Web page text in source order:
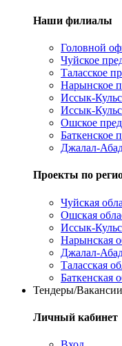
Наши филиалы
Головной
Чуйское
Таласское
Нарынское
Иссык-
Иссык-
Ошское
Баткенское
Джалал-
Проекты по
Чуйская
Ошская
Иссык-
Нарынская
Джалал-
Таласская
Баткенская
Тендеры/Вакансии
Личный кабинет